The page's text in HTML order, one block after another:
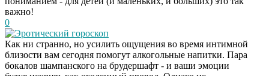
важно!
0
Эротический гороскоп
Как ни странно, но усилить ощущения во время интимной
близости вам сегодня помогут алкогольные напитки. Пара
бокалов шампанского на брудершафт - и ваши эмоции